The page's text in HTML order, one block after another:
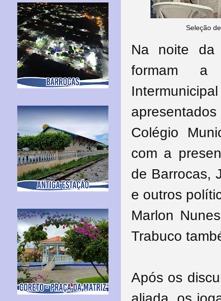
Seleção
Na noite da
formam a
Colégio
com a
de Barrocas,
e outros
Marlon
Trabuco
Após os